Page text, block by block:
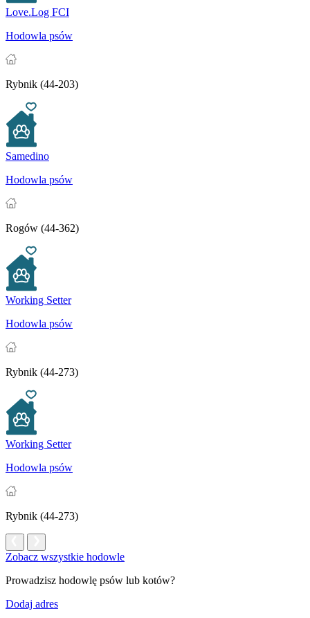
Love.Log FCI
Hodowla psów
Rybnik (44-203)
Samedino
Hodowla psów
Rogów (44-362)
Working Setter
Hodowla psów
Rybnik (44-273)
Working Setter
Hodowla psów
Rybnik (44-273)
Zobacz wszystkie hodowle
Prowadzisz hodowlę psów lub kotów?
Dodaj adres